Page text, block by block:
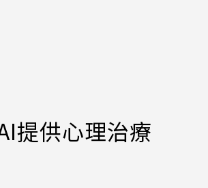
提供心理治療